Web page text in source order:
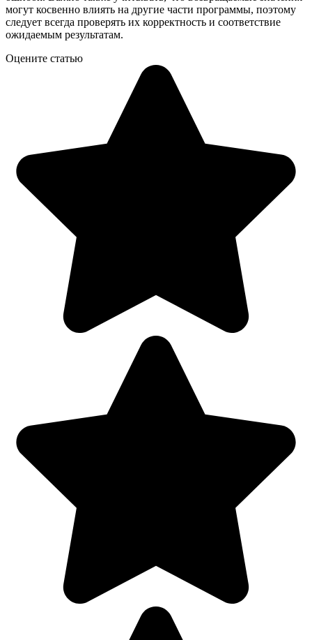
могут косвенно влиять на другие части программы, поэтому
следует всегда проверять их корректность и соответствие
ожидаемым результатам.
Оцените статью